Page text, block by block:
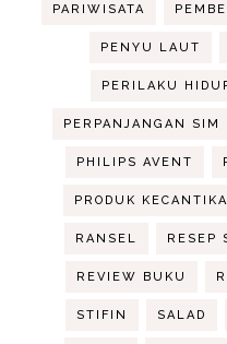
PARIWISATA
PENYU LAUT
PERILAKU
PERPANJANGAN SIM
PHILIPS AVENT
PRODUK
RANSEL RESEP
REVIEW BUKU
STIFIN SALAD